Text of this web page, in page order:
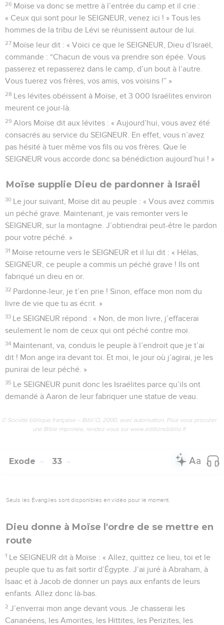
26 Moïse va donc se mettre à l’entrée du camp et il crie :
« Ceux qui sont pour le SEIGNEUR, venez ici ! » Tous les
hommes de la tribu de Lévi se réunissent autour de lui.
27 Moïse leur dit : « Voici ce que le SEIGNEUR, Dieu d’Israël,
commande : “Chacun de vous va prendre son épée. Vous
passerez et repasserez dans le camp, d’un bout à l’autre.
Vous tuerez vos frères, vos amis, vos voisins !” »
28 Les lévites obéissent à Moïse, et 3 000 Israélites environ
meurent ce jour-là.
29 Alors Moïse dit aux lévites : « Aujourd’hui, vous avez été
consacrés au service du SEIGNEUR. En effet, vous n’avez
pas hésité à tuer même vos fils ou vos frères. Que le
SEIGNEUR vous accorde donc sa bénédiction aujourd’hui ! »
Moïse supplie Dieu de pardonner à Israël
30 Le jour suivant, Moïse dit au peuple : « Vous avez commis
un péché grave. Maintenant, je vais remonter vers le
SEIGNEUR, sur la montagne. J’obtiendrai peut-être le pardon
pour votre péché. »
31 Moïse retourne vers le SEIGNEUR et il lui dit : « Hélas,
SEIGNEUR, ce peuple a commis un péché grave ! Ils ont
fabriqué un dieu en or.
32 Pardonne-leur, je t’en prie ! Sinon, efface mon nom du
livre de vie que tu as écrit. »
33 Le SEIGNEUR répond : « Non, de mon livre, j’effacerai
seulement le nom de ceux qui ont péché contre moi.
34 Maintenant, va, conduis le peuple à l’endroit que je t’ai
dit ! Mon ange ira devant toi. Et moi, le jour où j’agirai, je les
punirai de leur péché. »
35 Le SEIGNEUR punit donc les Israélites parce qu’ils ont
demandé à Aaron de leur fabriquer une statue de veau.
© Société biblique française – Bibli’O, 2000, avec autorisation. Pour vous procurer
une Bible imprimée, rendez-vous sur www.editionsbiblio.fr
Exode 33
Seuls les Évangiles sont disponibles en vidéo pour le moment.
Dieu donne à Moïse l'ordre de se mettre en
route
1 Le SEIGNEUR dit à Moïse : « Allez, quittez ce lieu, toi et le
peuple que tu as fait sortir d’Égypte. J’ai juré à Abraham, à
Isaac et à Jacob de donner un pays aux enfants de leurs
enfants. Allez donc là-bas.
2 J’enverrai mon ange devant vous. Je chasserai les
Cananéens, les Amorites, les Hittites, les Perizites, les